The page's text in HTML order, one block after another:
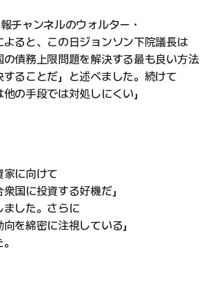
チャンネルのウォルター・
よると、この日ジョンソン下院議長は
の債務上限問題を解決する最も良い方法
ることだ」と述べました。続けて
他の手段では対処しにくい」
家に向けて
衆国に投資する好機だ」
ました。さらに
向を綿密に注視している」